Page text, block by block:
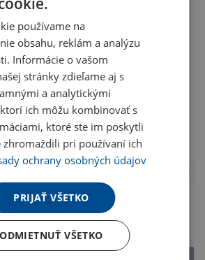
M
Zobraziť viac
U partnera 18 ks
4.42 €
používame na
obsahu, reklám a analýzu
Informácie o vašom
stránky zdieľame aj s
a analytickými
ich môžu kombinovať s
ktoré ste im poskytli
zhromaždili pri používaní ich
ochrany osobných údajov
PRIJAŤ VŠETKO
ODMIETNUŤ VŠETKO